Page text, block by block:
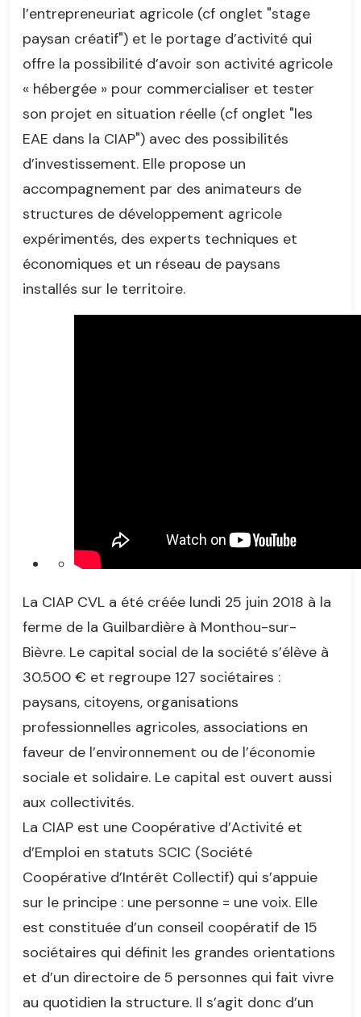
l’entrepreneuriat agricole (cf onglet "stage
paysan créatif") et le portage d’activité qui
offre la possibilité d’avoir son activité agricole
« hébergée » pour commercialiser et tester
son projet en situation réelle (cf onglet "les
EAE dans la CIAP") avec des possibilités
d’investissement. Elle propose un
accompagnement par des animateurs de
structures de développement agricole
expérimentés, des experts techniques et
économiques et un réseau de paysans
installés sur le territoire.
La CIAP CVL a été créée lundi 25 juin 2018 à la
ferme de la Guilbardière à Monthou-sur-
Bièvre. Le capital social de la société s’élève à
30.500 € et regroupe 127 sociétaires :
paysans, citoyens, organisations
professionnelles agricoles, associations en
faveur de l’environnement ou de l’économie
sociale et solidaire. Le capital est ouvert aussi
aux collectivités.
La CIAP est une Coopérative d’Activité et
d’Emploi en statuts SCIC (Société
Coopérative d’Intérêt Collectif) qui s’appuie
sur le principe : une personne = une voix. Elle
est constituée d’un conseil coopératif de 15
sociétaires qui définit les grandes orientations
et d’un directoire de 5 personnes qui fait vivre
au quotidien la structure. Il s’agit donc d’un